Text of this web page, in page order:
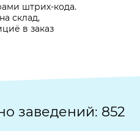
штрих-кода.
склад,
в заказ
заведений: 852